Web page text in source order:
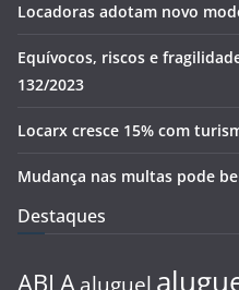
Locadoras adotam novo
Equívocos, riscos e
132/2023
Locarx cresce 15% com
Mudança nas multas pode
Destaques
ABLA aluguel